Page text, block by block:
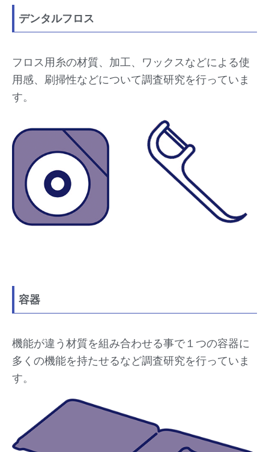
デンタルフロス
フロス用糸の材質、加工、ワックスなどによる使
用感、刷掃性などについて調査研究を行っていま
す。
容器
機能が違う材質を組み合わせる事で１つの容器に
多くの機能を持たせるなど調査研究を行っていま
す。